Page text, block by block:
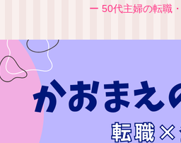
ー 50代主婦の転職